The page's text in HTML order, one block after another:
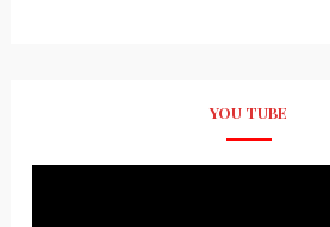
YOU TUBE